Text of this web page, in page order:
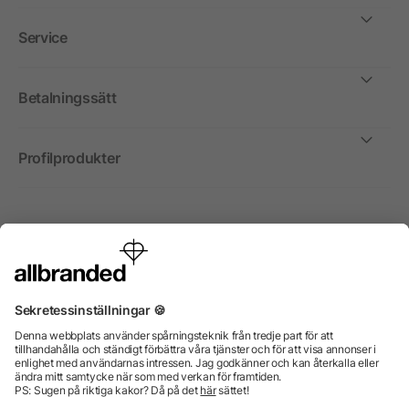
Service
Betalningssätt
Profilprodukter
Internationellt